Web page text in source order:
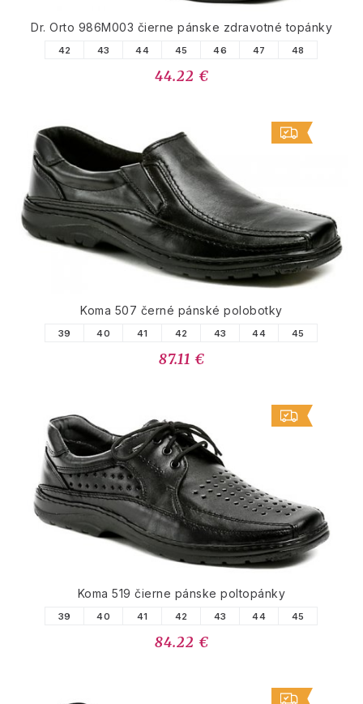
Dr. Orto 986M003 čierne pánske zdravotné topánky
42 43 44 45 46 47 48
44.22 €
Koma 507 černé pánské polobotky
39 40 41 42 43 44 45
87.11 €
Koma 519 čierne pánske poltopánky
39 40 41 42 43 44 45
84.22 €